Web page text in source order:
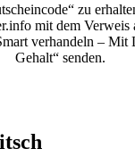
zu
mit dem Verweis
verhandeln – Mit
Gehalt“ senden.